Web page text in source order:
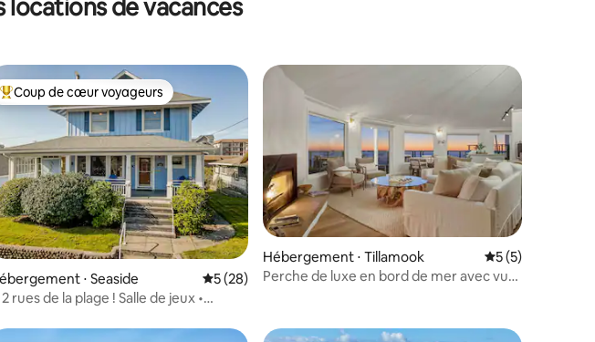
locations de vacances
sur 5
moyenne sur la base de 6 commentaires : 5 sur 5
Coups de cœur voyageurs les plus appréciés
Coup de cœur voyageurs
⋅ Seaside Évaluation moyenne sur la base de 28 commentaires : 5 sur 5
5 (28)
rues de la plage ! Salle de jeux •
Hébergement ⋅ Tillamook Évaluation
5 (5)
Perche de luxe en bord de mer avec vue